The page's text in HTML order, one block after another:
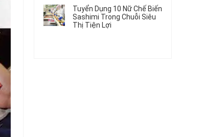
Việc
Làm
Nhật
2024
Tuyển
Dụng
20
Nữ
có
bình
luận
ở
Tuyển Dụng 10 Nữ Chế Biến
Sashimi Trong Chuỗi Siêu
Thị Tiện Lợi